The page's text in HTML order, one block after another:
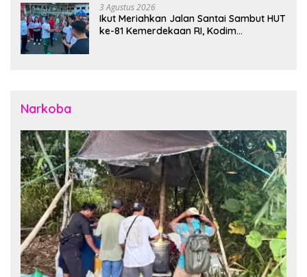
3 Agustus 2026
Ikut Meriahkan Jalan Santai Sambut HUT
ke-81 Kemerdekaan RI, Kodim
Narkoba